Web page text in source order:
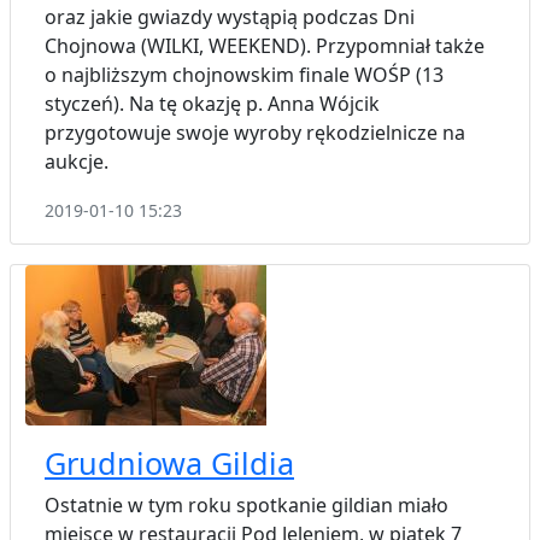
oraz jakie gwiazdy wystąpią podczas Dni
Chojnowa (WILKI, WEEKEND). Przypomniał także
o najbliższym chojnowskim finale WOŚP (13
styczeń). Na tę okazję p. Anna Wójcik
przygotowuje swoje wyroby rękodzielnicze na
aukcje.
2019-01-10 15:23
Grudniowa Gildia
Ostatnie w tym roku spotkanie gildian miało
miejsce w restauracji Pod Jeleniem, w piątek 7